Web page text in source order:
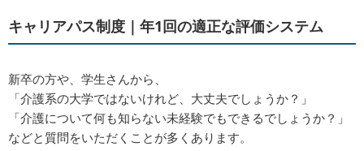
キャリアパス制度｜年1回の適正な評価システム
新卒の方や、学生さんから、
「介護系の大学ではないけれど、大丈夫でしょうか？」
「介護について何も知らない未経験でもできるでしょうか？」
などと質問をいただくことが多くあります。